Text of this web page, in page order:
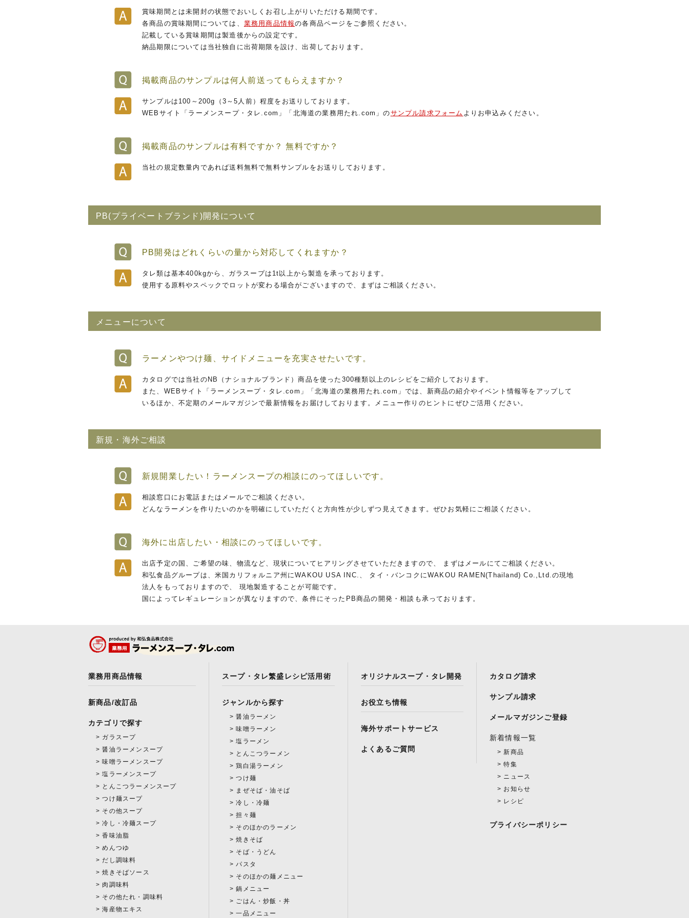
賞味期間とは未開封の状態でおいしくお召し上がりいただける期間です。
各商品の賞味期間については、 業務用商品情報の各商品ページをご参照ください。
記載している賞味期間は製造後からの設定です。
納品期限については当社独自に出荷期限を設け、出荷しております。
掲載商品のサンプルは何人前送ってもらえますか？
サンプルは100～200g（3～5人前）程度をお送りしております。
WEBサイト「ラーメンスープ・タレ.com」「北海道の業務用たれ.com」のサンプル請求フォーム よりお申込みください。
掲載商品のサンプルは有料ですか？ 無料ですか？
当社の規定数量内であれば送料無料で無料サンプルをお送りしております。
PB(プライベートブランド)開発について
PB開発はどれくらいの量から対応してくれますか？
タレ類は基本400kgから、ガラスープは1t以上から製造を承っております。
使用する原料やスペックでロットが変わる場合がございますので、まずはご相談ください。
メニューについて
ラーメンやつけ麺、サイドメニューを充実させたいです。
カタログでは当社のNB（ナショナルブランド）商品を使った300種類以上のレシピをご紹介しております。
また、WEBサイト「ラーメンスープ・タレ.com」「北海道の業務用たれ.com」では、新商品の紹介やイベント情報等をアップして
いるほか、不定期のメールマガジンで最新情報をお届けしております。メニュー作りのヒントにぜひご活用ください。
新規・海外ご相談
新規開業したい！ラーメンスープの相談にのってほしいです。
相談窓口にお電話またはメールでご相談ください。
どんなラーメンを作りたいのかを明確にしていただくと方向性が少しずつ見えてきます。ぜひお気軽にご相談ください。
海外に出店したい・相談にのってほしいです。
出店予定の国、ご希望の味、物流など、現状についてヒアリングさせていただきますので、 まずはメールにてご相談ください。
和弘食品グループは、米国カリフォルニア州にWAKOU USA INC.、 タイ・バンコクにWAKOU RAMEN(Thailand) Co.,Ltd.の現地
法人をもっておりますので、 現地製造することが可能です。
国によってレギュレーションが異なりますので、条件にそったPB商品の開発・相談も承っております。
業務用商品情報
新商品/改訂品
カテゴリで探す
ガラスープ
醤油ラーメンスープ
味噌ラーメンスープ
塩ラーメンスープ
とんこつラーメンスープ
つけ麺スープ
その他スープ
冷し・冷麺スープ
香味油脂
めんつゆ
だし調味料
焼きそばソース
肉調味料
その他たれ・調味料
海産物エキス
スープ・タレ繁盛レシピ活用術
ジャンルから探す
醤油ラーメン
味噌ラーメン
塩ラーメン
とんこつラーメン
鶏白湯ラーメン
つけ麺
まぜそば・油そば
冷し・冷麺
担々麺
そのほかのラーメン
焼きそば
そば・うどん
パスタ
そのほかの麺メニュー
鍋メニュー
ごはん・炒飯・丼
一品メニュー
オリジナルスープ・タレ開発
お役立ち情報
海外サポートサービス
よくあるご質問
カタログ請求
サンプル請求
メールマガジンご登録
新着情報一覧
新商品
特集
ニュース
お知らせ
レシピ
プライバシーポリシー